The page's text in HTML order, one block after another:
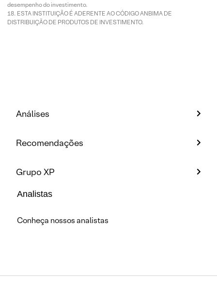
desempenho do investimento.
ESTA INSTITUIÇÃO É ADERENTE AO CÓDIGO ANBIMA DE
DISTRIBUIÇÃO DE PRODUTOS DE INVESTIMENTO.
Análises
Recomendações
Grupo XP
Analistas
Conheça nossos analistas